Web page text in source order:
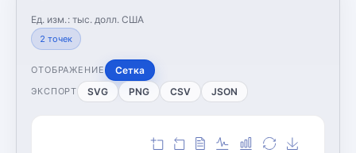
Ед. изм.: тыс. долл. США
2 точек
ОТОБРАЖЕНИЕ Сетка
ЭКСПОРТ SVG PNG CSV JSON